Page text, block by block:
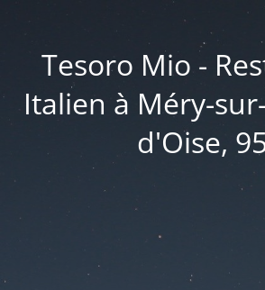
Tesoro Mio -
Italien à Méry-
d'Oise,